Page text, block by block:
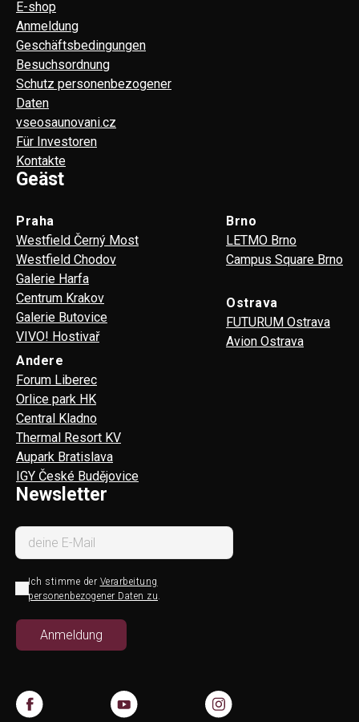
E-shop
Anmeldung
Geschäftsbedingungen
Besuchsordnung
Schutz personenbezogener
Daten
vseosaunovani.cz
Für Investoren
Kontakte
Geäst
Praha
Westfield Černý Most
Westfield Chodov
Galerie Harfa
Centrum Krakov
Galerie Butovice
VIVO! Hostivař
Brno
LETMO Brno
Campus Square Brno
Ostrava
FUTURUM Ostrava
Avion Ostrava
Andere
Forum Liberec
Orlice park HK
Central Kladno
Thermal Resort KV
Aupark Bratislava
IGY České Budějovice
Newsletter
Ich stimme der Verarbeitung
personenbezogener Daten zu.